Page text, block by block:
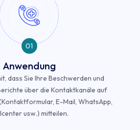
01
Anwendung
dass Sie Ihre Beschwerden und
über die Kontaktkanäle auf
E-Mail, WhatsApp,
usw.) mitteilen.